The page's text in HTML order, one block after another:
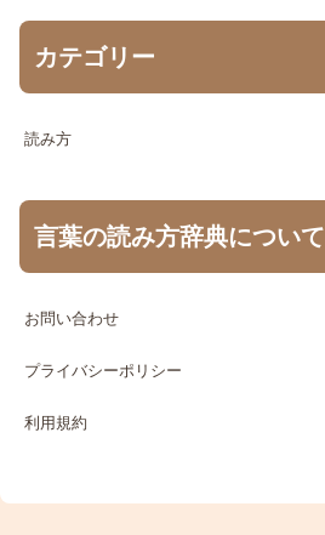
カテゴリー
読み方
言葉の読み方辞典について
お問い合わせ
プライバシーポリシー
利用規約